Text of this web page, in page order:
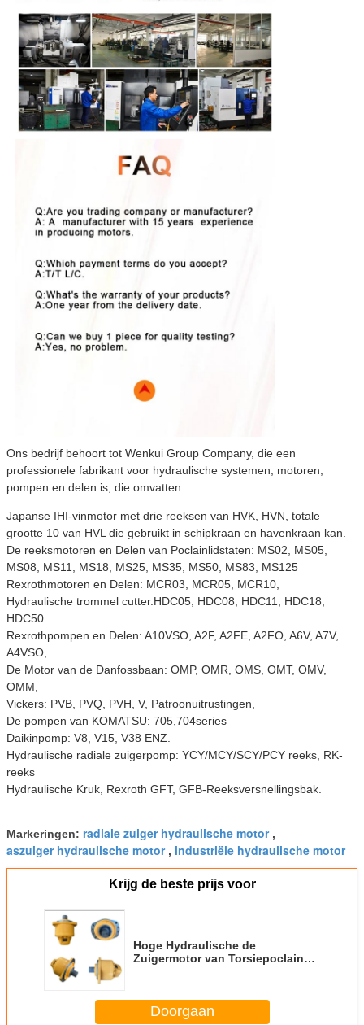
Ons bedrijf behoort tot Wenkui Group Company, die een
professionele fabrikant voor hydraulische systemen, motoren,
pompen en delen is, die omvatten:
Japanse IHI-vinmotor met drie reeksen van HVK, HVN, totale
grootte 10 van HVL die gebruikt in schipkraan en havenkraan kan.
De reeksmotoren en Delen van Poclainlidstaten: MS02, MS05,
MS08, MS11, MS18, MS25, MS35, MS50, MS83, MS125
Rexrothmotoren en Delen: MCR03, MCR05, MCR10,
Hydraulische trommel cutter.HDC05, HDC08, HDC11, HDC18,
HDC50.
Rexrothpompen en Delen: A10VSO, A2F, A2FE, A2FO, A6V, A7V,
A4VSO,
De Motor van de Danfossbaan: OMP, OMR, OMS, OMT, OMV,
OMM,
Vickers: PVB, PVQ, PVH, V, Patroonuitrustingen,
De pompen van KOMATSU: 705,704series
Daikinpomp: V8, V15, V38 ENZ.
Hydraulische radiale zuigerpomp: YCY/MCY/SCY/PCY reeks, RK-
reeks
Hydraulische Kruk, Rexroth GFT, GFB-Reeksversnellingsbak.
Markeringen: radiale zuiger hydraulische motor,
aszuiger hydraulische motor, industriële hydraulische motor
Krijg de beste prijs voor
Hoge Hydraulische de
Zuigermotor van Torsiepoclain
Doorgaan